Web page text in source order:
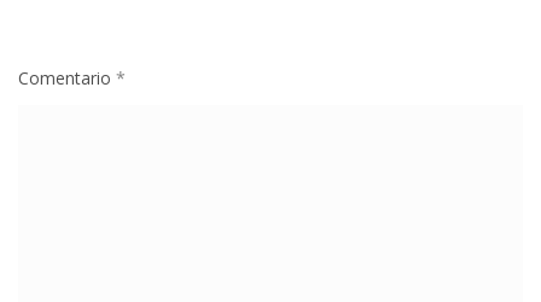
Comentario *